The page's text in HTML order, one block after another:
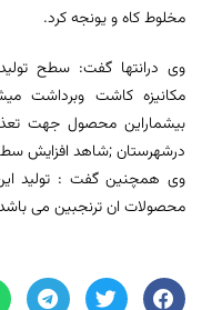
مخلوط کاه و یونجه کرد.
وی درانتها گفت: سطح
بیشماراین محصول جهت
درشهرستان ;شاهد افزایش
وی همچنین گفت : تولید این
محصولات ان ترنجبین می